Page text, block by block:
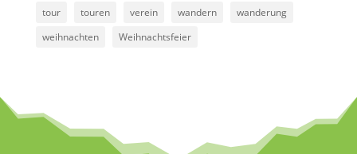
tour
touren verein wandern
wanderung
weihnachten
Weihnachtsfeier